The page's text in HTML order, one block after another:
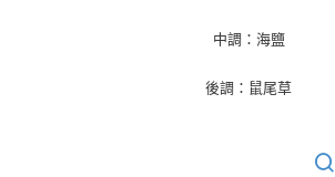
中調：海鹽
後調：鼠尾草